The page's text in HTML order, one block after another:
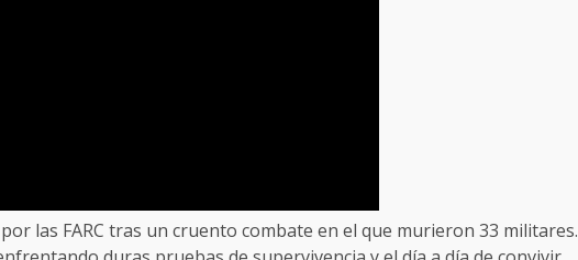
las FARC tras un cruento combate en el que murieron 33 militares.